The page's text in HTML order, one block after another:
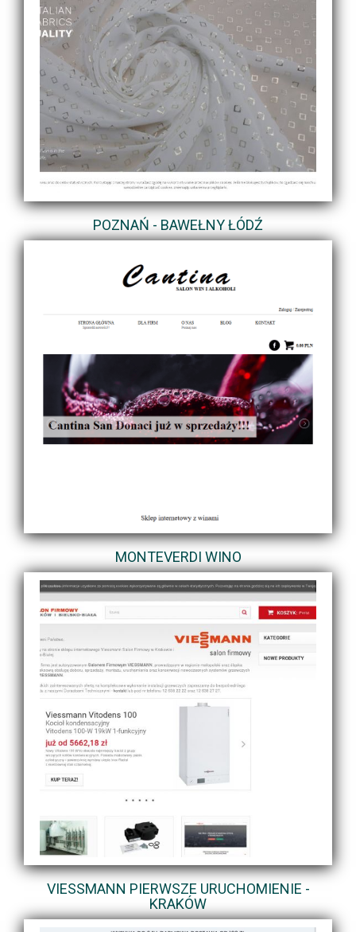
POZNAŃ - BAWEŁNY ŁÓDŹ
MONTEVERDI WINO
VIESSMANN PIERWSZE URUCHOMIENIE -
KRAKÓW